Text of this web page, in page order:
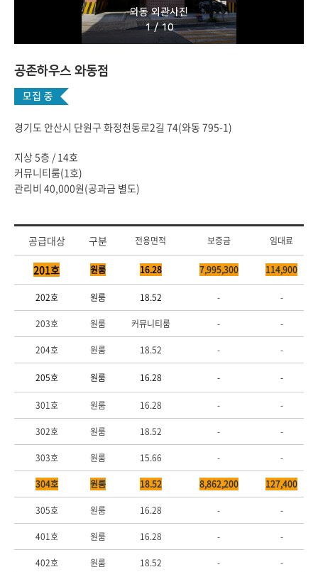
와동 외관사진
1/10
공존하우스 와동점
모집 중
경기도 안산시 단원구 화정천동로2길 74(와동 795-1)
지상 5층 / 14호
커뮤니티룸(1호)
관리비 40,000원(공과금 별도)
공급대상 구분 전용면적 보증금 임대료
201호 원룸 16.28 7,995,300 114,900
202호 원룸 18.52 - -
203호 원룸 커뮤니티룸 - -
204호 원룸 18.52 - -
205호 원룸 16.28 - -
301호 원룸 16.28 - -
302호 원룸 18.52 - -
303호 원룸 15.66 - -
304호 원룸 18.52 8,862,200 127,400
305호 원룸 16.28 - -
401호 원룸 16.28 - -
402호 원룸 18.52 - -